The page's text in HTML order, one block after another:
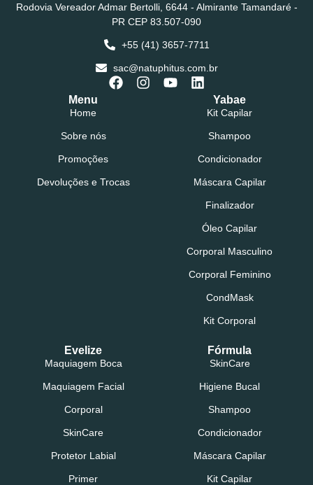
Rodovia Vereador Admar Bertolli, 6644 - Almirante Tamandaré -
PR CEP 83.507-090
+55 (41) 3657-7711
sac@natuphitus.com.br
Menu
Home
Sobre nós
Promoções
Devoluções e Trocas
Yabae
Kit Capilar
Shampoo
Condicionador
Máscara Capilar
Finalizador
Óleo Capilar
Corporal Masculino
Corporal Feminino
CondMask
Kit Corporal
Evelize
Maquiagem Boca
Maquiagem Facial
Corporal
SkinCare
Protetor Labial
Primer
Fórmula
SkinCare
Higiene Bucal
Shampoo
Condicionador
Máscara Capilar
Kit Capilar